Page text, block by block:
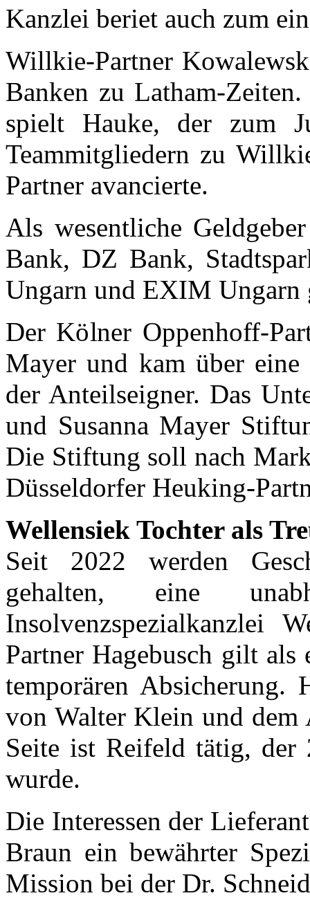
Kanzlei beriet auch zum
Willkie-Partner
Banken zu Latham-
spielt Hauke, der zum
Teammitgliedern zu
Partner avancierte.
Als wesentliche
Bank, DZ Bank,
Ungarn und EXIM Ungarn
Der Kölner Oppenhoff-
Mayer und kam über
der Anteilseigner. Das
und Susanna Mayer
Die Stiftung soll nach
Düsseldorfer Heuking-
Wellensiek Tochter als
Seit 2022 werden
gehalten, eine
Insolvenzspezialkanzlei
Partner Hagebusch gilt
temporären Absicherung.
von Walter Klein und
Seite ist Reifeld tätig, der
wurde.
Die Interessen der
Braun ein bewährter
Mission bei der Dr.